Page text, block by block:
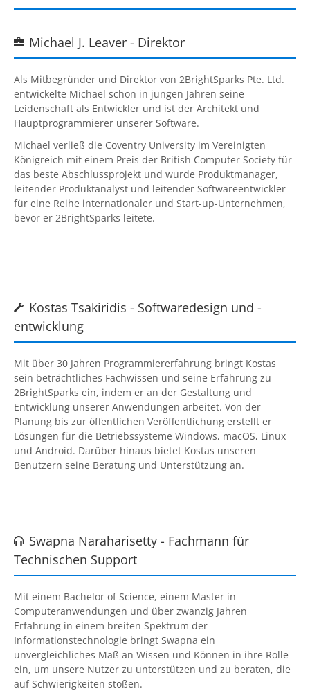
 Michael J. Leaver - Direktor
Als Mitbegründer und Direktor von 2BrightSparks Pte. Ltd.
entwickelte Michael schon in jungen Jahren seine
Leidenschaft als Entwickler und ist der Architekt und
Hauptprogrammierer unserer Software.
Michael verließ die Coventry University im Vereinigten
Königreich mit einem Preis der British Computer Society für
das beste Abschlussprojekt und wurde Produktmanager,
leitender Produktanalyst und leitender Softwareentwickler
für eine Reihe internationaler und Start-up-Unternehmen,
bevor er 2BrightSparks leitete.
 Kostas Tsakiridis - Softwaredesign und -
entwicklung
Mit über 30 Jahren Programmiererfahrung bringt Kostas
sein beträchtliches Fachwissen und seine Erfahrung zu
2BrightSparks ein, indem er an der Gestaltung und
Entwicklung unserer Anwendungen arbeitet. Von der
Planung bis zur öffentlichen Veröffentlichung erstellt er
Lösungen für die Betriebssysteme Windows, macOS, Linux
und Android. Darüber hinaus bietet Kostas unseren
Benutzern seine Beratung und Unterstützung an.
 Swapna Naraharisetty - Fachmann für
Technischen Support
Mit einem Bachelor of Science, einem Master in
Computeranwendungen und über zwanzig Jahren
Erfahrung in einem breiten Spektrum der
Informationstechnologie bringt Swapna ein
unvergleichliches Maß an Wissen und Können in ihre Rolle
ein, um unsere Nutzer zu unterstützen und zu beraten, die
auf Schwierigkeiten stoßen.